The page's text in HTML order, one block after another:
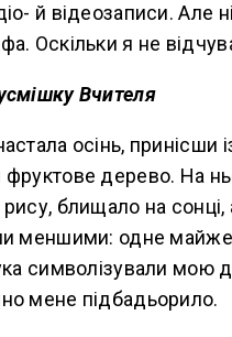
й відеозаписи. Але
Оскільки я не
Вчителя
осінь, принісши
дерево. На
блищало на
меншими: одне
символізували мою
мене підбадьорило.